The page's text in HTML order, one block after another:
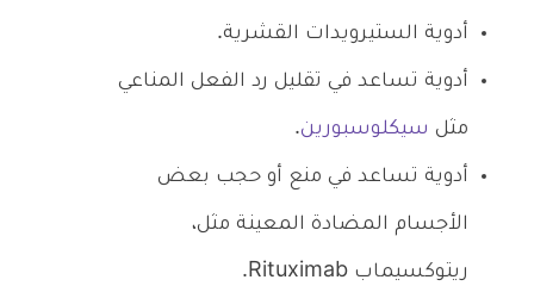
أدوية الستيرويدات القشرية.
أدوية تساعد في تقليل رد الفعل المناعي
مثل سيكلوسبورين.
أدوية تساعد في منع أو حجب بعض
الأجسام المضادة المعينة مثل،
ريتوكسيماب Rituximab.